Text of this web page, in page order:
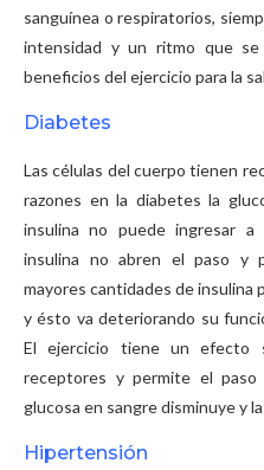
sanguínea o respiratorios,
intensidad y un ritmo que se
beneficios del ejercicio para la
Diabetes
Las células del cuerpo tienen
razones en la diabetes la
insulina no puede ingresar
insulina no abren el paso y
mayores cantidades de
y ésto va deteriorando su
El ejercicio tiene un efecto
receptores y permite el
glucosa en sangre disminuye y
Hipertensión